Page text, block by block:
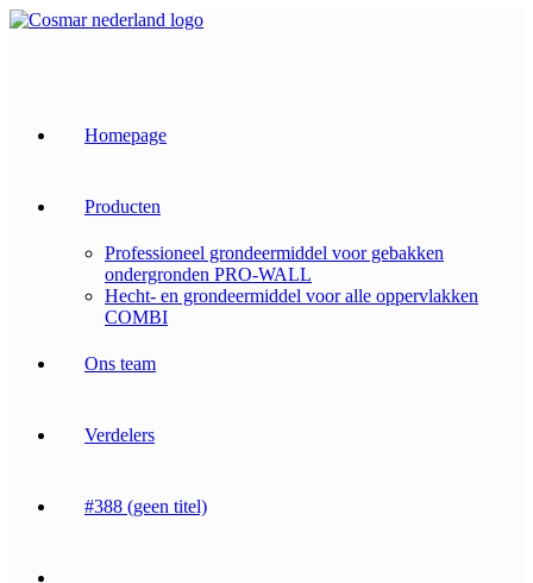
Skip
Homepage
Producten
Professioneel grondeermiddel voor gebakken
ondergronden PRO-WALL
Hecht- en grondeermiddel voor alle oppervlakken
COMBI
Ons team
Verdelers
#388 (geen titel)